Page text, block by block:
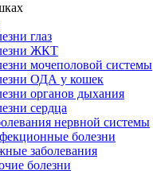
глаз
ЖКТ
мочеполовой системы
ОДА у кошек
органов дыхания
сердца
нервной системы
болезни
заболевания
болезни